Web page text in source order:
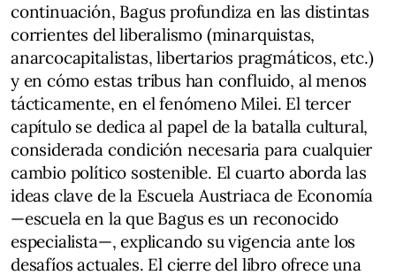
continuación, Bagus profundiza en las distintas
corrientes del liberalismo (minarquistas,
anarcocapitalistas, libertarios pragmáticos, etc.)
y en cómo estas tribus han confluido, al menos
tácticamente, en el fenómeno Milei. El tercer
capítulo se dedica al papel de la batalla cultural,
considerada condición necesaria para cualquier
cambio político sostenible. El cuarto aborda las
ideas clave de la Escuela Austriaca de Economía
—escuela en la que Bagus es un reconocido
especialista—, explicando su vigencia ante los
desafíos actuales. El cierre del libro ofrece una